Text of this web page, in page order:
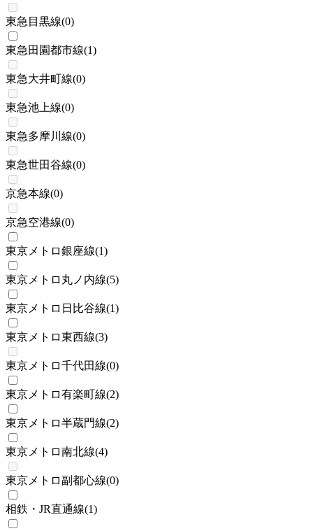
東急目黒線(0)
東急田園都市線(1)
東急大井町線(0)
東急池上線(0)
東急多摩川線(0)
東急世田谷線(0)
京急本線(0)
京急空港線(0)
東京メトロ銀座線(1)
東京メトロ丸ノ内線(5)
東京メトロ日比谷線(1)
東京メトロ東西線(3)
東京メトロ千代田線(0)
東京メトロ有楽町線(2)
東京メトロ半蔵門線(2)
東京メトロ南北線(4)
東京メトロ副都心線(0)
相鉄・JR直通線(1)